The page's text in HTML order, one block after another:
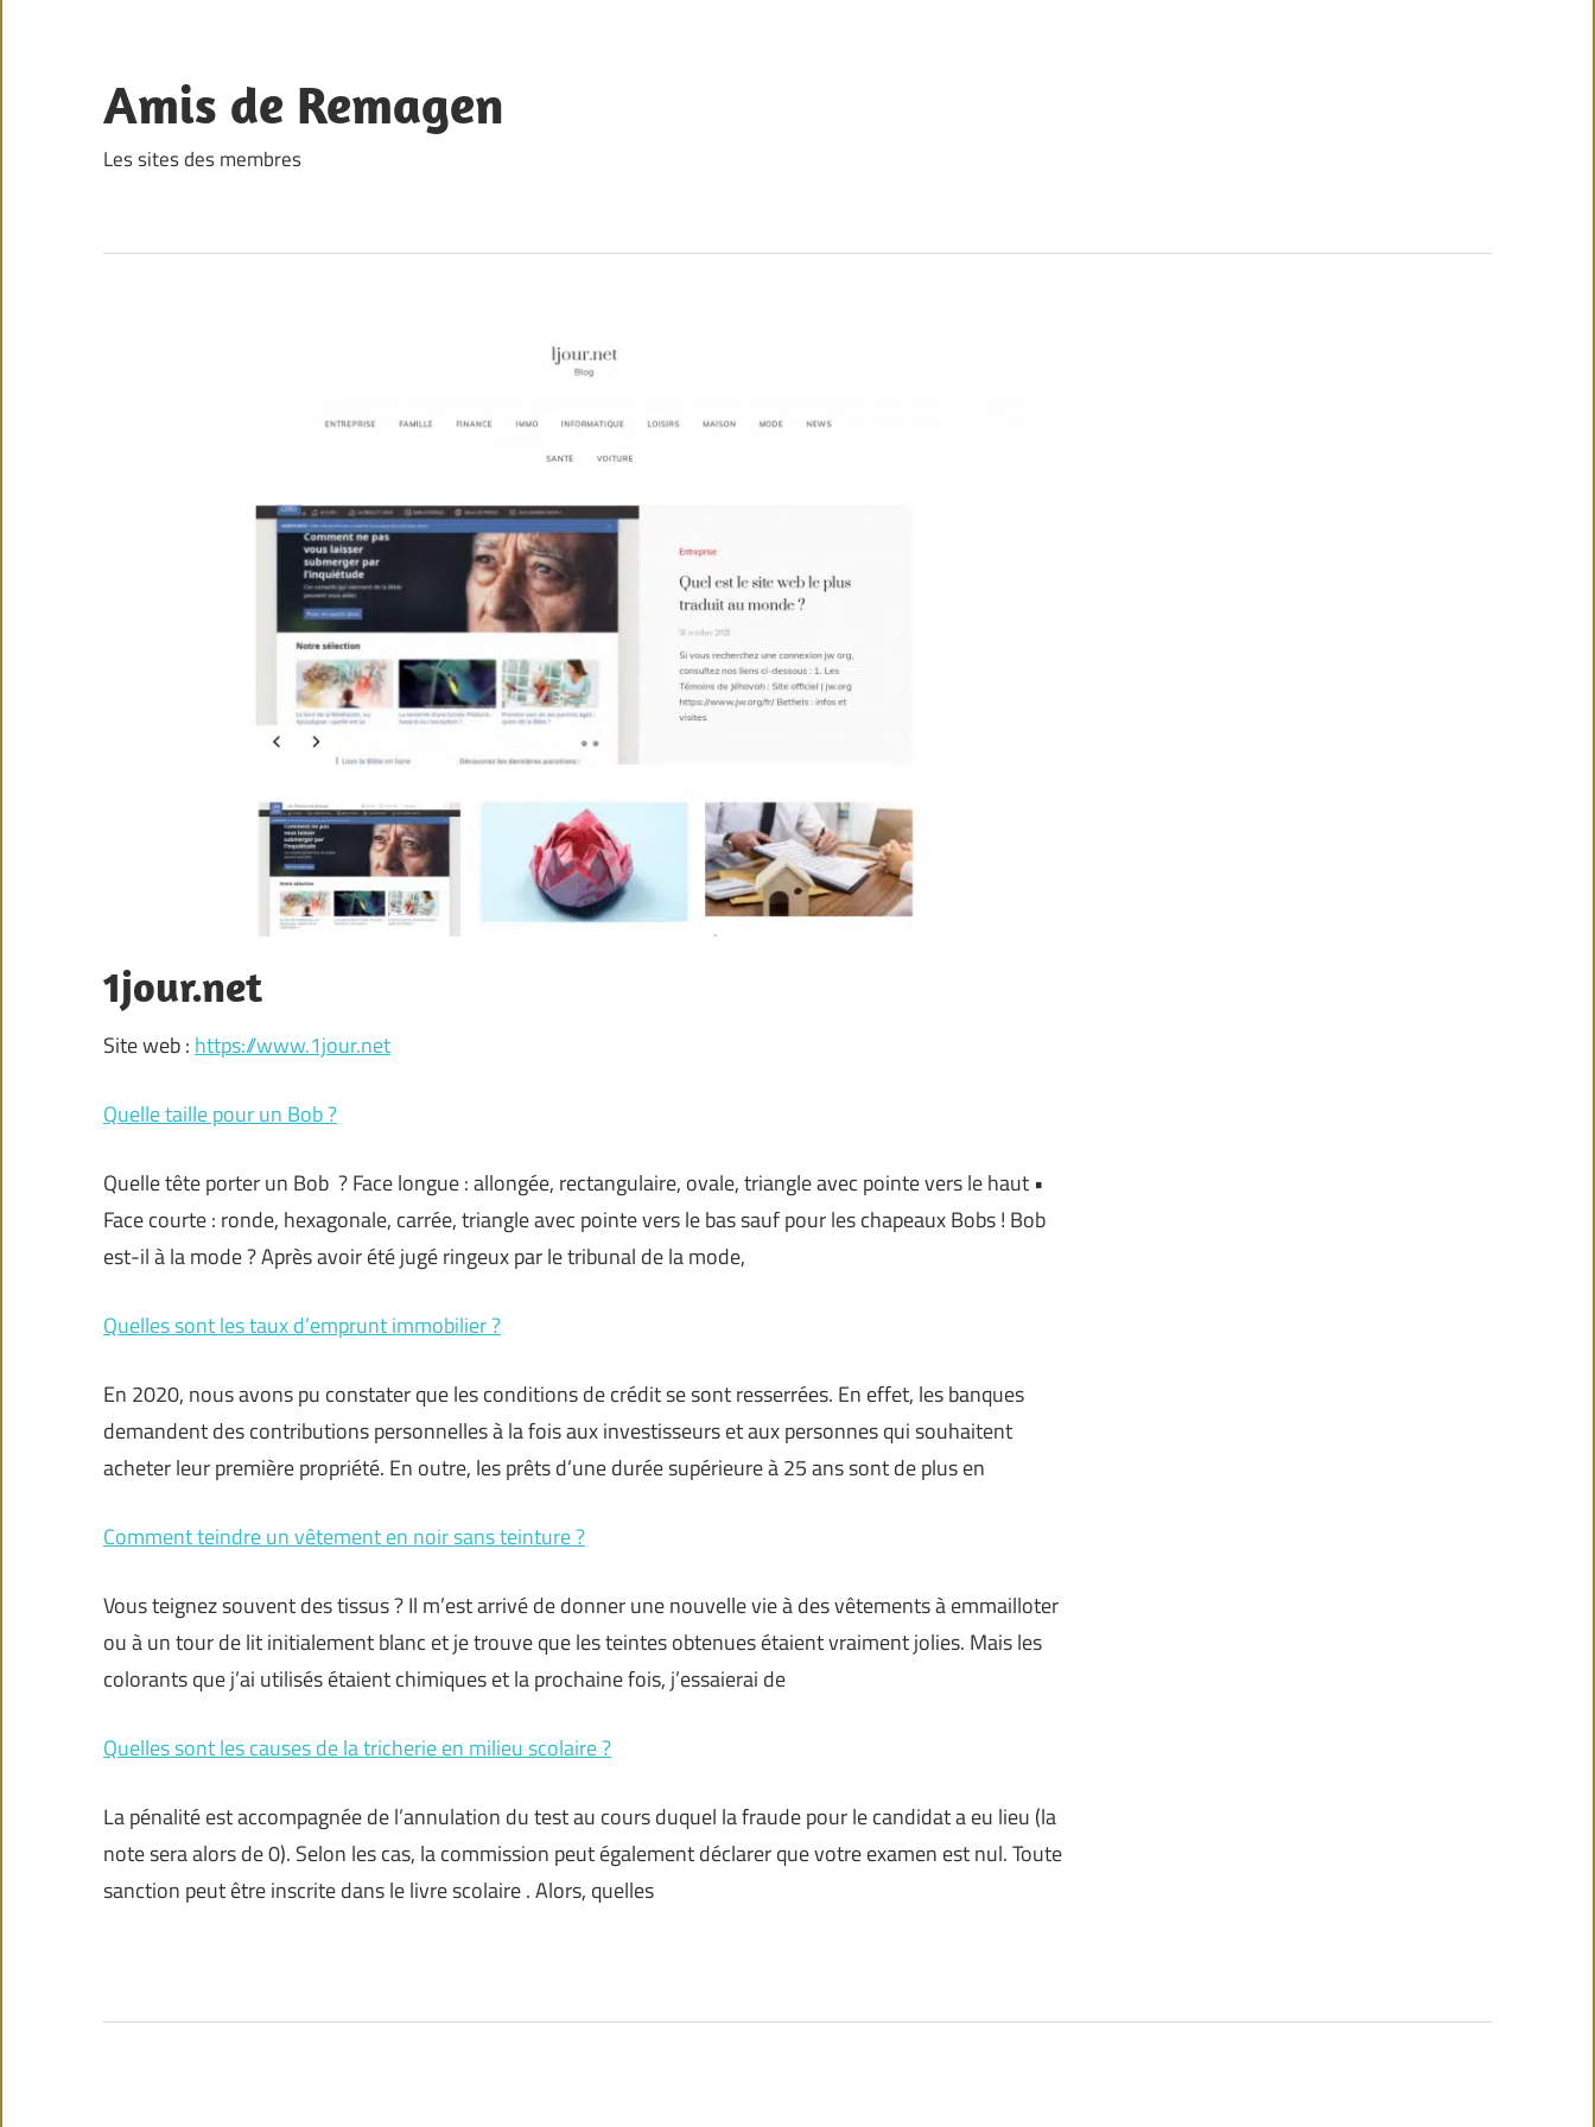
content
Amis de Remagen
Les sites des membres
1jour.net
Site web : https://www.1jour.net
Quelle taille pour un Bob ?
Quelle tête porter un Bob ? Face longue : allongée, rectangulaire, ovale, triangle avec pointe vers le haut •
Face courte : ronde, hexagonale, carrée, triangle avec pointe vers le bas sauf pour les chapeaux Bobs ! Bob
est-il à la mode ? Après avoir été jugé ringeux par le tribunal de la mode,
Quelles sont les taux d’emprunt immobilier ?
En 2020, nous avons pu constater que les conditions de crédit se sont resserrées. En effet, les banques
demandent des contributions personnelles à la fois aux investisseurs et aux personnes qui souhaitent
acheter leur première propriété. En outre, les prêts d’une durée supérieure à 25 ans sont de plus en
Comment teindre un vêtement en noir sans teinture ?
Vous teignez souvent des tissus ? Il m’est arrivé de donner une nouvelle vie à des vêtements à emmailloter
ou à un tour de lit initialement blanc et je trouve que les teintes obtenues étaient vraiment jolies. Mais les
colorants que j’ai utilisés étaient chimiques et la prochaine fois, j’essaierai de
Quelles sont les causes de la tricherie en milieu scolaire ?
La pénalité est accompagnée de l’annulation du test au cours duquel la fraude pour le candidat a eu lieu (la
note sera alors de 0). Selon les cas, la commission peut également déclarer que votre examen est nul. Toute
sanction peut être inscrite dans le livre scolaire . Alors, quelles